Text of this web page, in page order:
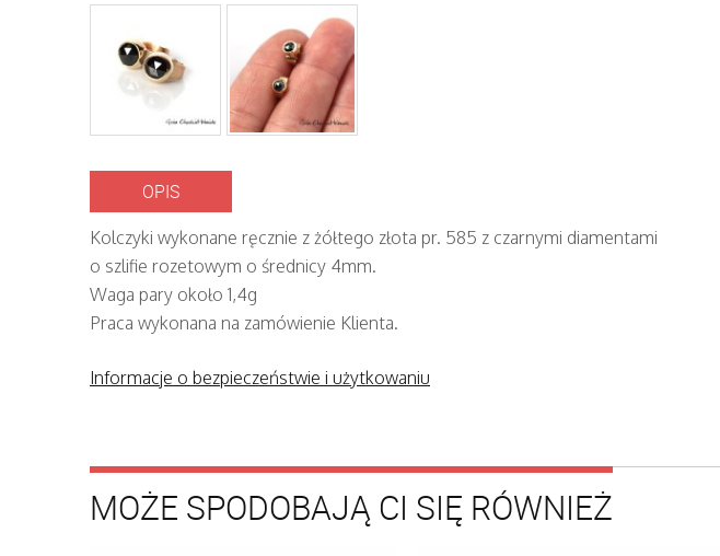
OPIS
Kolczyki wykonane ręcznie z żółtego złota pr. 585 z czarnymi diamentami
o szlifie rozetowym o średnicy 4mm.
Waga pary około 1,4g
Praca wykonana na zamówienie Klienta.
Informacje o bezpieczeństwie i użytkowaniu
MOŻE SPODOBAJĄ CI SIĘ RÓWNIEŻ